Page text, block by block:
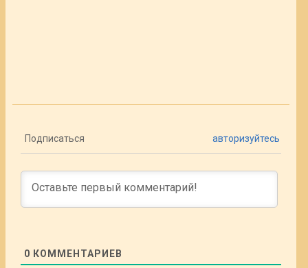
Подписаться авторизуйтесь
0 КОММЕНТАРИЕВ